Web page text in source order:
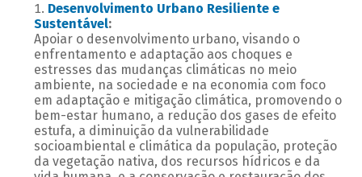
Desenvolvimento Urbano Resiliente e
Sustentável:
Apoiar o desenvolvimento urbano, visando o
enfrentamento e adaptação aos choques e
estresses das mudanças climáticas no meio
ambiente, na sociedade e na economia com foco
em adaptação e mitigação climática, promovendo o
bem-estar humano, a redução dos gases de efeito
estufa, a diminuição da vulnerabilidade
socioambiental e climática da população, proteção
da vegetação nativa, dos recursos hídricos e da